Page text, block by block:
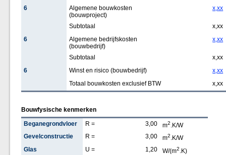
6
Algemene bouwkosten
(bouwproject)
x,xx
Subtotaal
x,xx
6
Algemene bedrijfskosten
(bouwbedrijf)
x,xx
Subtotaal
x,xx
6
Winst en risico (bouwbedrijf)
x,xx
Totaal bouwkosten exclusief BTW
x,xx
Bouwfysische kenmerken
Beganegrondvloer
R = 3,00 m2.K/W
Gevelconstructie
R = 3,00 m2.K/W
Glas
U = 1,20 W/(m2.K)